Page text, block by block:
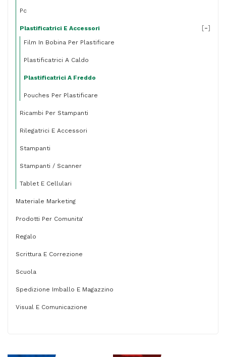
Pc
Plastificatrici E Accessori
Film In Bobina Per Plastificare
Plastificatrici A Caldo
Plastificatrici A Freddo
Pouches Per Plastificare
[-]
Ricambi Per Stampanti
Rilegatrici E Accessori
Stampanti
Stampanti / Scanner
Tablet E Cellulari
Materiale Marketing
Prodotti Per Comunita'
Regalo
Scrittura E Correzione
Scuola
Spedizione Imballo E Magazzino
Visual E Comunicazione